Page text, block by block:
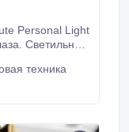
Personal Light
техника